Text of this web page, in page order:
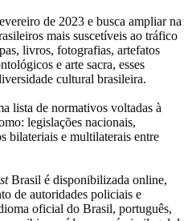
de 2023 e busca ampliar na
mais suscetíveis ao tráfico
livros, fotografias, artefatos
e arte sacra, esses
cultural brasileira.
lista de normativos voltadas à
legislações nacionais,
bilateriais e multilaterais entre
Brasil é disponibilizada online,
de autoridades policiais e
oficial do Brasil, português,